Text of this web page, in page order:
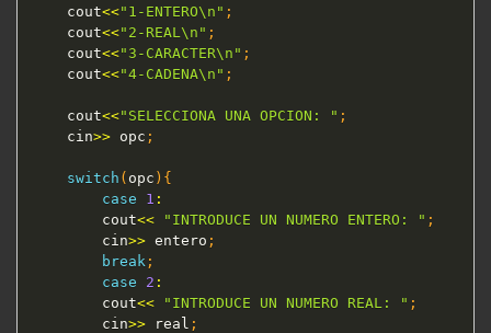
	cout
<<"1-ENTERO\n" ;
	cout
<<"2-REAL\n" ;
    cout
<<"3-CARACTER\n" ;
    cout
<<"4-CADENA\n" ;
    cout
<<"SELECCIONA UNA OPCION: " ;
    cin
>> opc ;
switch ( opc ) {
case
1 :
    	cout
<< "INTRODUCE UN NUMERO ENTERO: " ;
    	cin
>> entero ;
break ;
case
2 :
    	cout
<< "INTRODUCE UN NUMERO REAL: " ;
    	cin
>> real ;